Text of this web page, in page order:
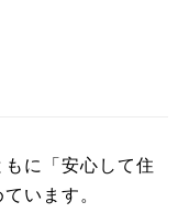
に「安心して住
います。